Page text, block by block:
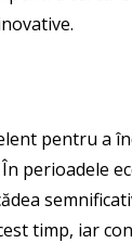
pentru a
perioadele
timp, iar